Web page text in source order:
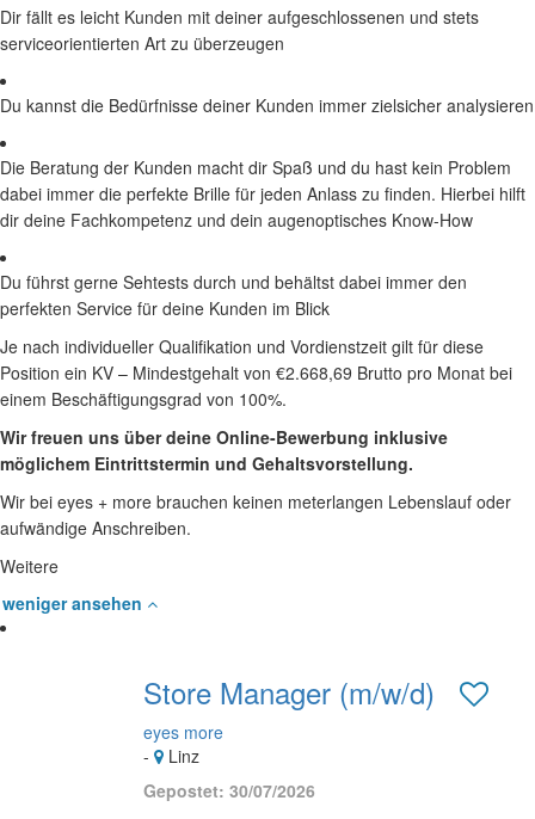
Dir fällt es leicht Kunden mit deiner aufgeschlossenen und stets
serviceorientierten Art zu überzeugen
Du kannst die Bedürfnisse deiner Kunden immer zielsicher analysieren
Die Beratung der Kunden macht dir Spaß und du hast kein Problem
dabei immer die perfekte Brille für jeden Anlass zu finden. Hierbei hilft
dir deine Fachkompetenz und dein augenoptisches Know-How
Du führst gerne Sehtests durch und behältst dabei immer den
perfekten Service für deine Kunden im Blick
Je nach individueller Qualifikation und Vordienstzeit gilt für diese
Position ein KV – Mindestgehalt von €2.668,69 Brutto pro Monat bei
einem Beschäftigungsgrad von 100%.
Wir freuen uns über deine Online-Bewerbung inklusive
möglichem Eintrittstermin und Gehaltsvorstellung.
Wir bei eyes + more brauchen keinen meterlangen Lebenslauf oder
aufwändige Anschreiben.
Weitere
weniger ansehen
Store Manager (m/w/d)
eyes more
-
Linz
Gepostet: 30/07/2026